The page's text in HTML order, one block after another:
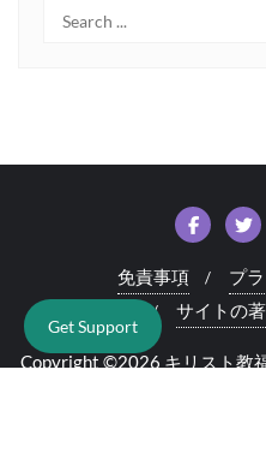
免責事項
プ
サイトの
Copyright ©2026 キリスト教
Get Support